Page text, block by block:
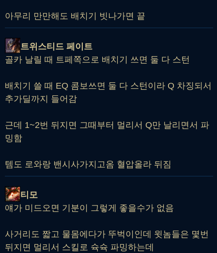
아무리 만만해도 배치기 빗나가면 끝
트위스티드 페이트
골카 날릴 때 트페쪽으로 배치기 쓰면 둘 다 스턴
배치기 쓸 때 EQ 콤보쓰면 둘 다 스턴이라 Q 차징되서
추가딜까지 들어감
근데 1~2번 뒤지면 그때부터 멀리서 Q만 날리면서 파
밍함
템도 로와랑 밴시사가지고옴 혈압올라 뒤짐
티모
얘가 미드오면 기분이 그렇게 좋을수가 없음
사거리도 짧고 물몸에다가 뚜벅이인데 윗놈들은 몇번
뒤지면 멀리서 스킬로 슉슉 파밍하는데